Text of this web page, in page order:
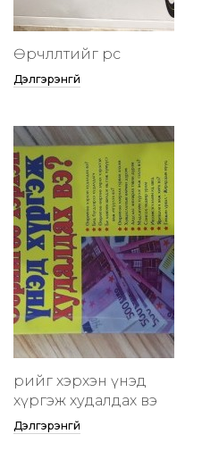
Өөрчлөлтийг өөрөөсөө
Дэлгэрэнгүй
өөрийгөө хэрхэн үнэд
хүргэж худалдах вэ
Дэлгэрэнгүй